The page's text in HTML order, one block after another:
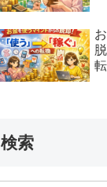
検索